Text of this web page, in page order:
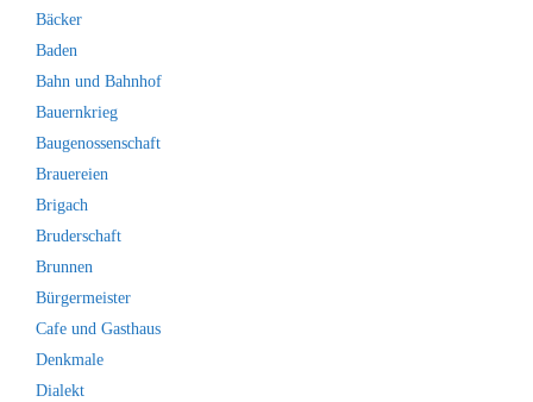
Bäcker
Baden
Bahn und Bahnhof
Bauernkrieg
Baugenossenschaft
Brauereien
Brigach
Bruderschaft
Brunnen
Bürgermeister
Cafe und Gasthaus
Denkmale
Dialekt